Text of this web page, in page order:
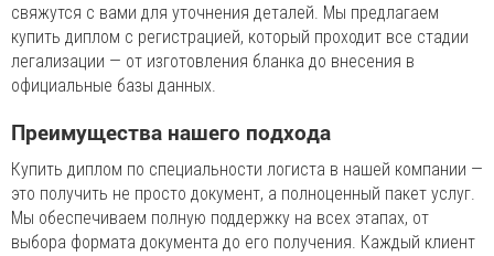
свяжутся с вами для уточнения деталей. Мы предлагаем
купить диплом с регистрацией, который проходит все стадии
легализации — от изготовления бланка до внесения в
официальные базы данных.
Преимущества нашего подхода
Купить диплом по специальности логиста в нашей компании —
это получить не просто документ, а полноценный пакет услуг.
Мы обеспечиваем полную поддержку на всех этапах, от
выбора формата документа до его получения. Каждый клиент